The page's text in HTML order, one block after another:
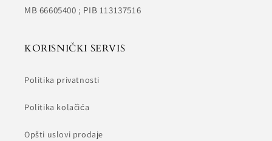
MB 66605400 ; PIB 113137516
KORISNIČKI SERVIS
Politika privatnosti
Politika kolačića
Opšti uslovi prodaje